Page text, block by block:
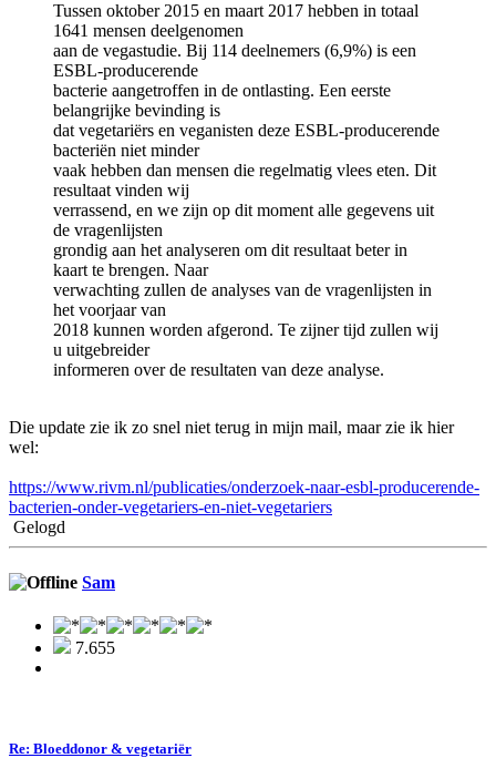
Tussen oktober 2015 en maart 2017 hebben in totaal
1641 mensen deelgenomen
aan de vegastudie. Bij 114 deelnemers (6,9%) is een
ESBL-producerende
bacterie aangetroffen in de ontlasting. Een eerste
belangrijke bevinding is
dat vegetariërs en veganisten deze ESBL-producerende
bacteriën niet minder
vaak hebben dan mensen die regelmatig vlees eten. Dit
resultaat vinden wij
verrassend, en we zijn op dit moment alle gegevens uit
de vragenlijsten
grondig aan het analyseren om dit resultaat beter in
kaart te brengen. Naar
verwachting zullen de analyses van de vragenlijsten in
het voorjaar van
2018 kunnen worden afgerond. Te zijner tijd zullen wij
u uitgebreider
informeren over de resultaten van deze analyse.
Die update zie ik zo snel niet terug in mijn mail, maar zie ik hier
wel:
https://www.rivm.nl/publicaties/onderzoek-naar-esbl-producerende-
bacterien-onder-vegetariers-en-niet-vegetariers
Gelogd
Sam
7.655
Re: Bloeddonor & vegetariër